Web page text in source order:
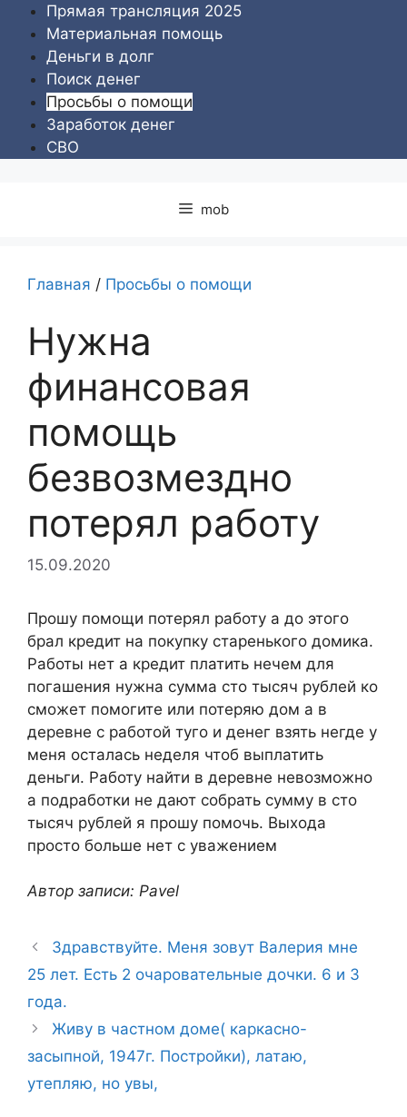
Перейти
содержимому
Прямая трансляция 2025
Материальная помощь
Деньги в долг
Поиск денег
Просьбы о помощи
Заработок денег
СВО
mob
Главная / Просьбы о помощи
Нужна
финансовая
помощь
безвозмездно
потерял работу
15.09.2020
Прошу помощи потерял работу а до этого
брал кредит на покупку старенького домика.
Работы нет а кредит платить нечем для
погашения нужна сумма сто тысяч рублей ко
сможет помогите или потеряю дом а в
деревне с работой туго и денег взять негде у
меня осталась неделя чтоб выплатить
деньги. Работу найти в деревне невозможно
а подработки не дают собрать сумму в сто
тысяч рублей я прошу помочь. Выхода
просто больше нет с уважением
Автор записи: Pavel
Здравствуйте. Меня зовут Валерия мне
25 лет. Есть 2 очаровательные дочки. 6 и 3
года.
Живу в частном доме( каркасно-
засыпной, 1947г. Постройки), латаю,
утепляю, но увы,